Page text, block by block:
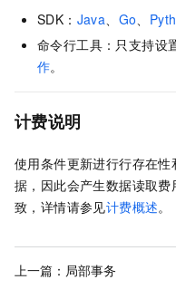
SDK： Java Go
命令行工具：只支持设
作。
计费说明
使用条件更新进行行存在
据，因此会产生数据读取
致，详情请参见计费概述。
上一篇： 局部事务